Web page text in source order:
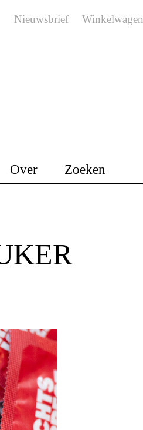
Nieuwsbrief Winkelwagen
Over Zoeken